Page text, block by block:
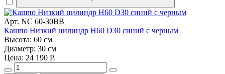
Арт. NC 60-30BB
Кашпо Низкий цилиндр H60 D30 синий с черным
Высота: 60 см
Диаметр: 30 см
Цена: 24 190 Р.